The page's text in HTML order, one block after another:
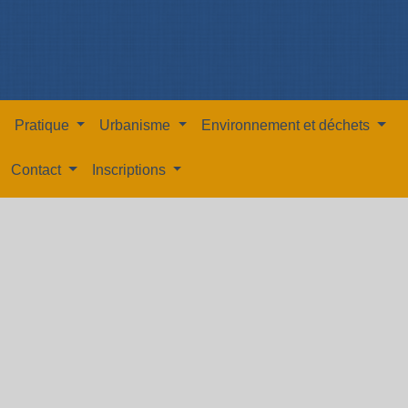
Pratique Urbanisme Environnement et déchets
Contact Inscriptions